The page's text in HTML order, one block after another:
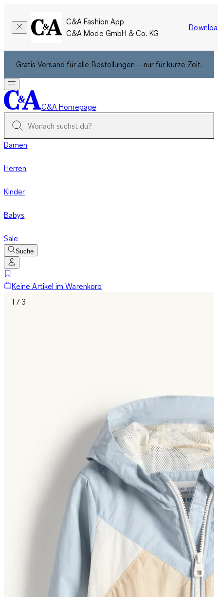
C&A Fashion App
C&A Mode GmbH & Co. KG
Gratis Versand für alle Bestellungen – nur für kurze Zeit.
C&A Homepage
Damen
Herren
Kinder
Babys
Sale
Suche
Keine Artikel im Warenkorb
1 / 3